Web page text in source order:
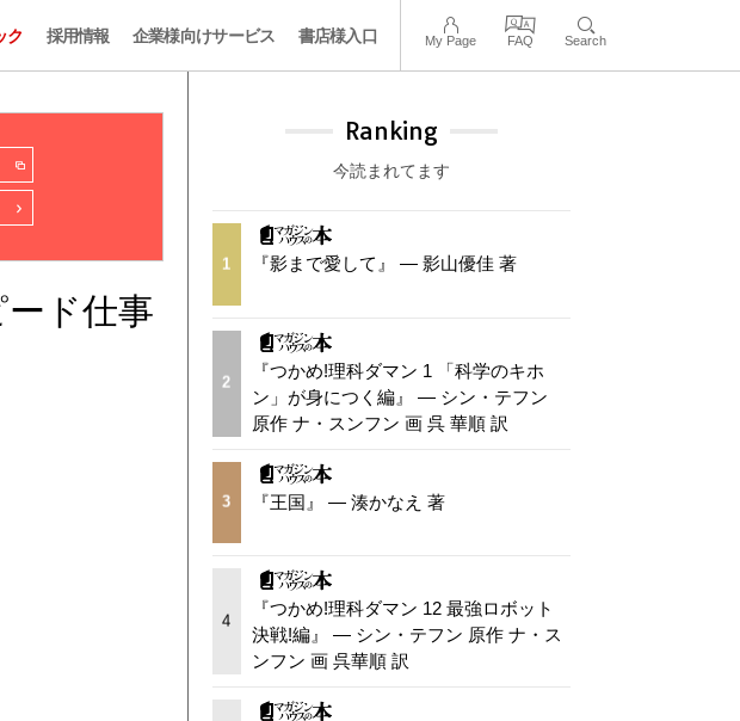
ク 採用情報 企業様向けサービス 書店様入口 My Page FAQ Search
ド仕事
Ranking
今読まれてます
1 『影まで愛して』 — 影山優佳 著
2
『つかめ!理科ダマン 1 「科学のキホ
ン」が身につく編』 — シン・テフン
原作 ナ・スンフン 画 呉 華順 訳
3 『王国』 — 湊かなえ 著
4
『つかめ!理科ダマン 12 最強ロボット
決戦!編』 — シン・テフン 原作 ナ・ス
ンフン 画 呉華順 訳